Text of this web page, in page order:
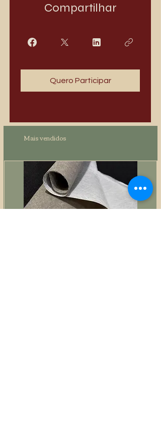
Compartilhar
Quero Participar
Mais vendidos